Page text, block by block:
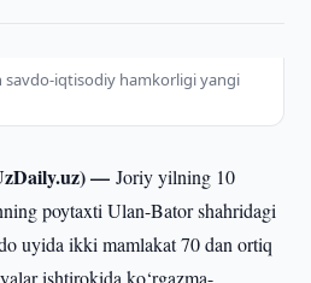
savdo-iqtisodiy hamkorligi yangi
—Joriy yilning 10
poytaxti Ulan-Bator shahridagi
uyida ikki mamlakat 70 dan ortiq
ishtirokida ko‘rgazma-